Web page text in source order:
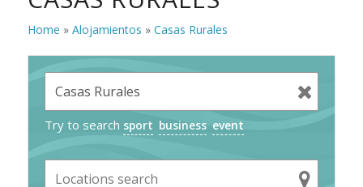
Home » Alojamientos » Casas Rurales
Try to search sport business event